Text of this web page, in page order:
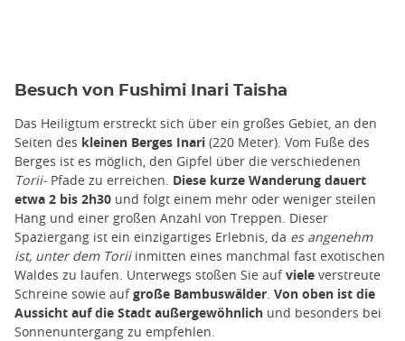
Besuch von Fushimi Inari Taisha
Das Heiligtum erstreckt sich über ein großes Gebiet, an den
Seiten des kleinen Berges Inari (220 Meter). Vom Fuße des
Berges ist es möglich, den Gipfel über die verschiedenen
Torii- Pfade zu erreichen. Diese kurze Wanderung dauert
etwa 2 bis 2h30 und folgt einem mehr oder weniger steilen
Hang und einer großen Anzahl von Treppen. Dieser
Spaziergang ist ein einzigartiges Erlebnis, da es angenehm
ist, unter dem Toriiinmitten eines manchmal fast exotischen
Waldes zu laufen. Unterwegs stoßen Sie aufviele verstreute
Schreine sowie aufgroße Bambuswälder Von oben ist die
Aussicht auf die Stadt außergewöhnlich und besonders bei
Sonnenuntergang zu empfehlen.